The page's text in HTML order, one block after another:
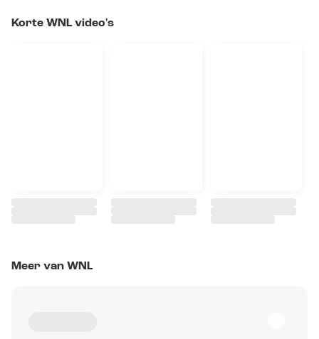
Korte WNL video's
Meer van WNL